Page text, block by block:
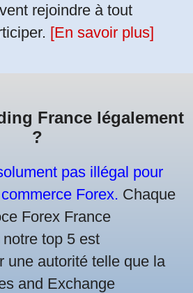
rejoindre à tout
[En savoir plus]
France légalement
?
pas illégal pour
Forex. Chaque
Forex France
top 5 est
une autorité telle que la
and Exchange